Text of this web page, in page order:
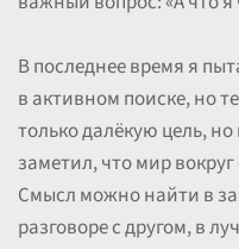
В последнее время я
в активном поиске, но
только далёкую цель,
заметил, что мир
Смысл можно найти в
разговоре с другом, в